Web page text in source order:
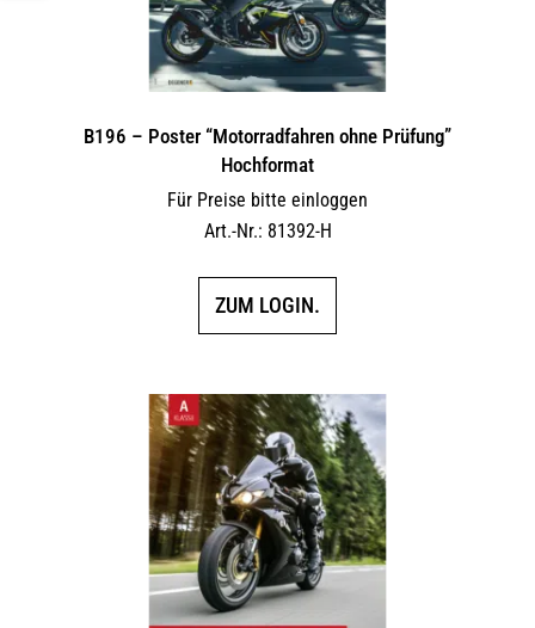
B196 – Poster “Motorradfahren ohne Prüfung”
Hochformat
Für Preise bitte einloggen
Art.-Nr.: 81392-H
ZUM LOGIN.